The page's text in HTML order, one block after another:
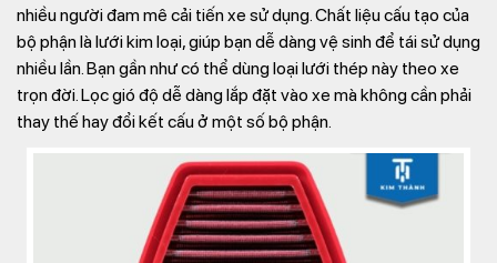
nhiều người đam mê cải tiến xe sử dụng. Chất liệu cấu tạo của
bộ phận là lưới kim loại, giúp bạn dễ dàng vệ sinh để tái sử dụng
nhiều lần. Bạn gần như có thể dùng loại lưới thép này theo xe
trọn đời. Lọc gió độ dễ dàng lắp đặt vào xe mà không cần phải
thay thế hay đổi kết cấu ở một số bộ phận.